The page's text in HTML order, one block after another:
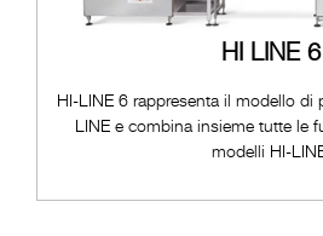
HI LINE 6
HI-LINE 6 rappresenta il modello di
LINE e combina insieme tutte le
modelli HI-